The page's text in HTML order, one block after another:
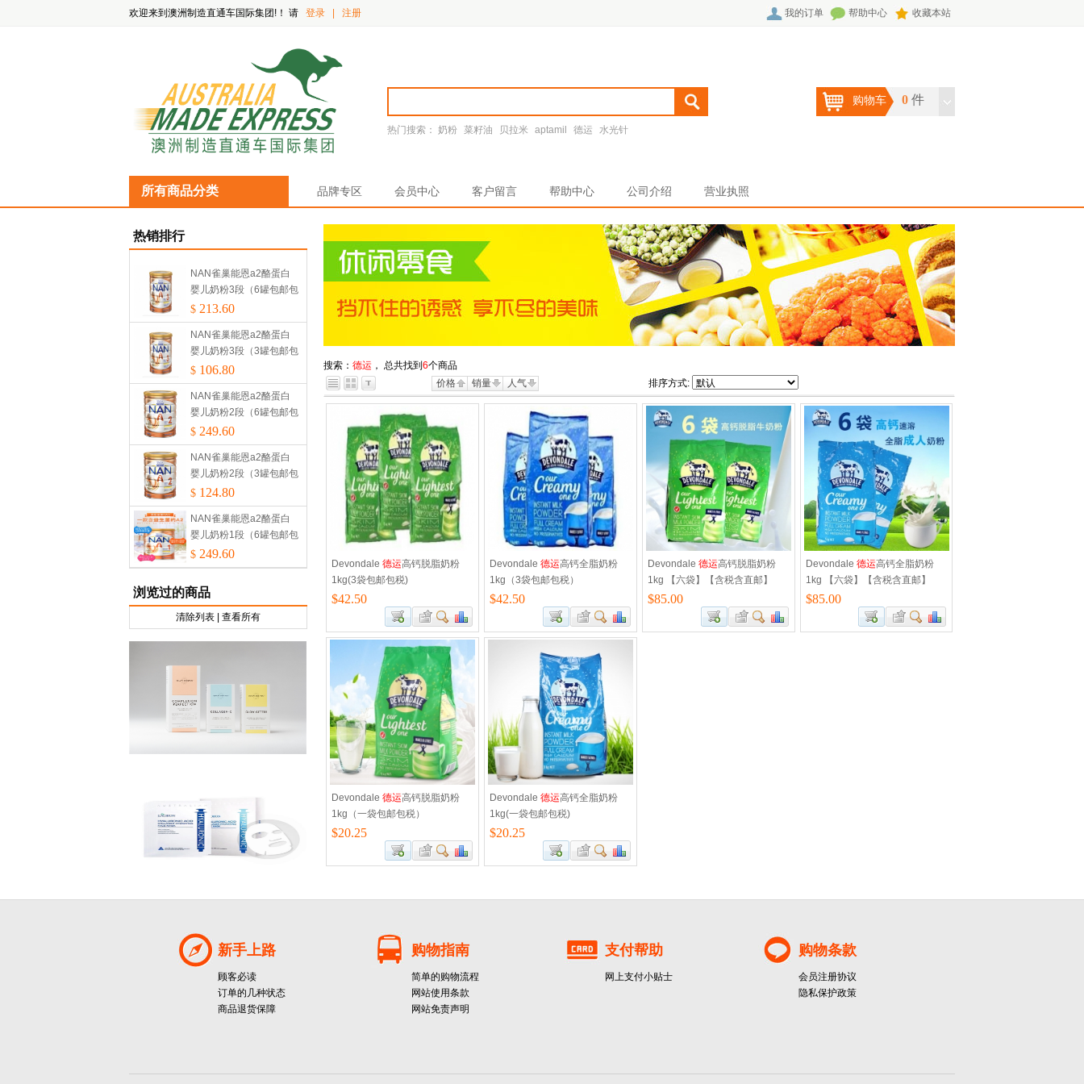
欢迎来到澳洲制造直通车国际集团!！ 请 登录 注册 我的订单 帮助中心 收藏本站
热门搜索： 奶粉 菜籽油 贝拉米 aptamil 德运 水光针
购物车 0 件
所有商品分类 品牌专区 会员中心 客户留言 帮助中心 公司介绍 营业执照
热销排行
NAN雀巢能恩a2酪蛋白
婴儿奶粉3段（6罐包邮包
税）
$ 213.60
NAN雀巢能恩a2酪蛋白
婴儿奶粉3段（3罐包邮包
税）
$ 106.80
NAN雀巢能恩a2酪蛋白
婴儿奶粉2段（6罐包邮包
税）
$ 249.60
NAN雀巢能恩a2酪蛋白
婴儿奶粉2段（3罐包邮包
税）
$ 124.80
NAN雀巢能恩a2酪蛋白
婴儿奶粉1段（6罐包邮包
税）
$ 249.60
浏览过的商品
清除列表 查看所有
搜索： 德运 ， 总共找到 6个商品
价格
销量 人气 排序方式:
Devondale 德运高钙脱脂奶粉
1kg(3袋包邮包税)
$42.50
Devondale 德运高钙全脂奶粉
1kg（3袋包邮包税）
$42.50
Devondale 德运高钙脱脂奶粉
1kg 【六袋】【含税含直邮】
$85.00
Devondale 德运高钙全脂奶粉
1kg 【六袋】【含税含直邮】
$85.00
Devondale 德运高钙脱脂奶粉
1kg（一袋包邮包税）
$20.25
Devondale 德运高钙全脂奶粉
1kg(一袋包邮包税)
$20.25
新手上路
顾客必读
订单的几种状态
商品退货保障
购物指南
简单的购物流程
网站使用条款
网站免责声明
支付帮助
网上支付小贴士
购物条款
会员注册协议
隐私保护政策